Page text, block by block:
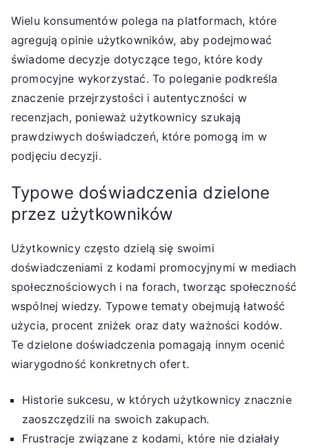
Wielu konsumentów polega na platformach, które
agregują opinie użytkowników, aby podejmować
świadome decyzje dotyczące tego, które kody
promocyjne wykorzystać. To poleganie podkreśla
znaczenie przejrzystości i autentyczności w
recenzjach, ponieważ użytkownicy szukają
prawdziwych doświadczeń, które pomogą im w
podjęciu decyzji.
Typowe doświadczenia dzielone
przez użytkowników
Użytkownicy często dzielą się swoimi
doświadczeniami z kodami promocyjnymi w mediach
społecznościowych i na forach, tworząc społeczność
wspólnej wiedzy. Typowe tematy obejmują łatwość
użycia, procent zniżek oraz daty ważności kodów.
Te dzielone doświadczenia pomagają innym ocenić
wiarygodność konkretnych ofert.
Historie sukcesu, w których użytkownicy znacznie
zaoszczędzili na swoich zakupach.
Frustracje związane z kodami, które nie działały